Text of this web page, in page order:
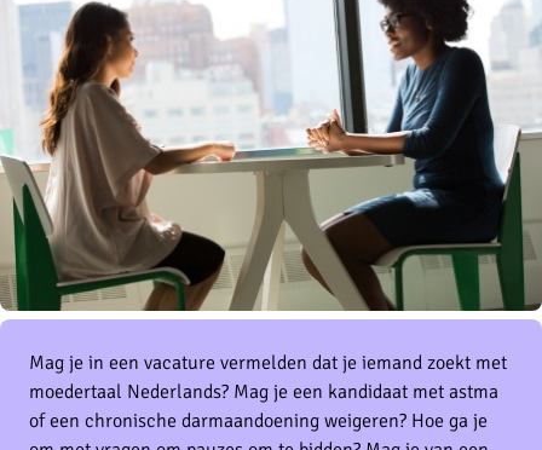
Mag je in een vacature vermelden dat je iemand zoekt met
moedertaal Nederlands? Mag je een kandidaat met astma
of een chronische darmaandoening weigeren? Hoe ga je